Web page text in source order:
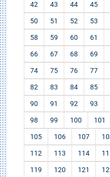
42 43 44 45
50 51 52 53
58 59 60 61
66 67 68 69
74 75 76 77
82 83 84 85
90 91 92 93
98 99 100 101
105 106 107
112 113 114
119 120 121